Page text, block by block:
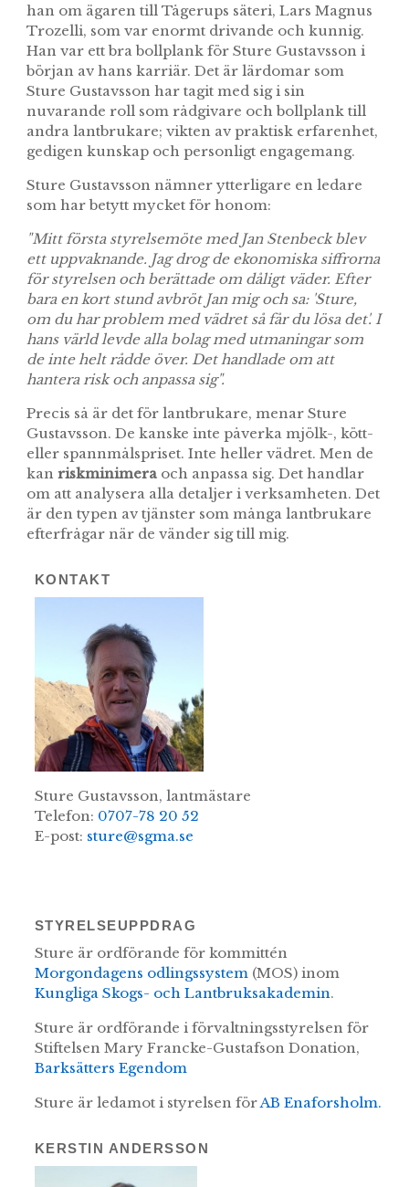
han om ägaren till Tågerups säteri, Lars Magnus
Trozelli, som var enormt drivande och kunnig.
Han var ett bra bollplank för Sture Gustavsson i
början av hans karriär. Det är lärdomar som
Sture Gustavsson har tagit med sig i sin
nuvarande roll som rådgivare och bollplank till
andra lantbrukare; vikten av praktisk erfarenhet,
gedigen kunskap och personligt engagemang.
Sture Gustavsson nämner ytterligare en ledare
som har betytt mycket för honom:
"Mitt första styrelsemöte med Jan Stenbeck blev
ett uppvaknande. Jag drog de ekonomiska siffrorna
för styrelsen och berättade om dåligt väder. Efter
bara en kort stund avbröt Jan mig och sa: 'Sture,
om du har problem med vädret så får du lösa det'. I
hans värld levde alla bolag med utmaningar som
de inte helt rådde över. Det handlade om att
hantera risk och anpassa sig".
Precis så är det för lantbrukare, menar Sture
Gustavsson. De kanske inte påverka mjölk-, kött-
eller spannmålspriset. Inte heller vädret. Men de
kan riskminimeraoch anpassa sig. Det handlar
om att analysera alla detaljer i verksamheten. Det
är den typen av tjänster som många lantbrukare
efterfrågar när de vänder sig till mig.
KONTAKT
Sture Gustavsson, lantmästare
Telefon: 0707-78 20 52
E-post: sture@sgma.se
STYRELSEUPPDRAG
Sture är ordförande för kommittén
Morgondagens odlingssystem(MOS) inom
Kungliga Skogs- och Lantbruksakademin.
Sture är ordförande i förvaltningsstyrelsen för
Stiftelsen Mary Francke-Gustafson Donation,
Barksätters Egendom
Sture är ledamot i styrelsen förAB Enaforsholm.
KERSTIN ANDERSSON